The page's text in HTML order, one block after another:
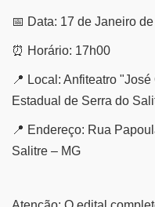
📅 Data: 17 de Janeiro
⏰ Horário: 17h00
📍 Local: Anfiteatro
Estadual de Serra do
📍 Endereço: Rua
Salitre – MG